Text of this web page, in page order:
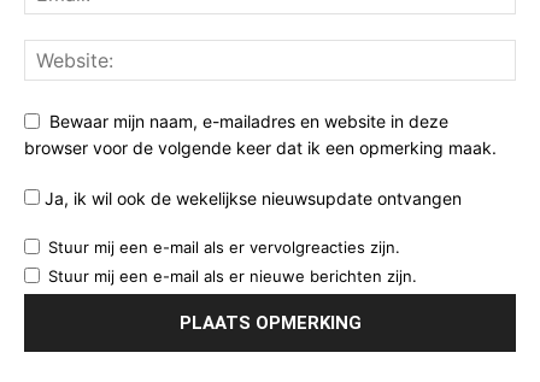
Bewaar mijn naam, e-mailadres en website in deze
browser voor de volgende keer dat ik een opmerking maak.
Ja, ik wil ook de wekelijkse nieuwsupdate ontvangen
Stuur mij een e-mail als er vervolgreacties zijn.
Stuur mij een e-mail als er nieuwe berichten zijn.